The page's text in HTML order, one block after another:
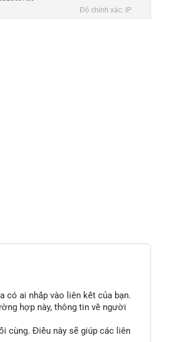
Độ chính xác: IP
có ai nhấp vào liên kết của bạn.
hợp này, thông tin về người
cùng. Điều này sẽ giúp các liên